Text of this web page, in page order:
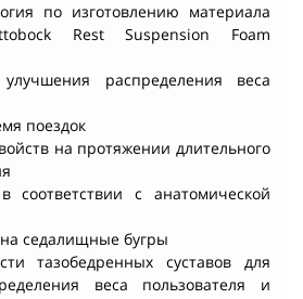
по изготовлению материала
Rest Suspension Foam
распределения веса
поездок
на протяжении длительного
соответствии с анатомической
седалищные бугры
тазобедренных суставов для
веса пользователя и